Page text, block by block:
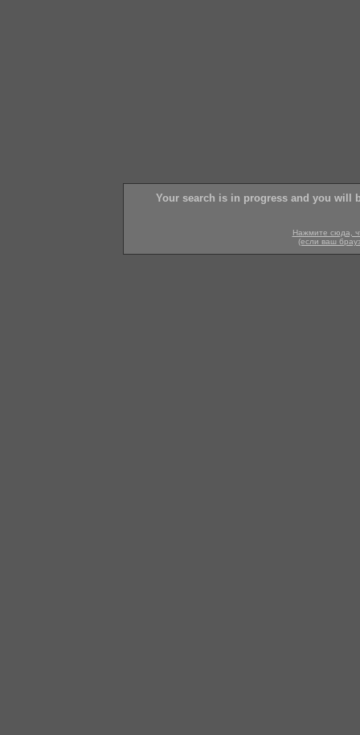
Your search is in progress and you will
Нажмите сюда,
(если ваш